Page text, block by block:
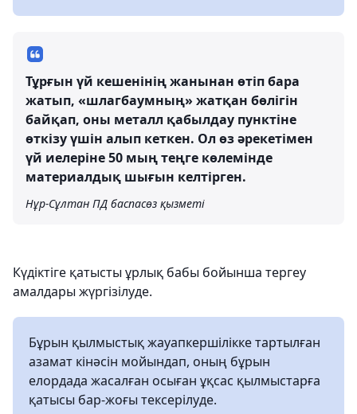
Тұрғын үй кешенінің жанынан өтіп бара
жатып, «шлагбаумның» жатқан бөлігін
байқап, оны металл қабылдау пунктіне
өткізу үшін алып кеткен. Ол өз әрекетімен
үй иелеріне 50 мың теңге көлемінде
материалдық шығын келтірген.
Нұр-Сұлтан ПД баспасөз қызметі
Күдіктіге қатысты ұрлық бабы бойынша тергеу
амалдары жүргізілуде.
Бұрын қылмыстық жауапкершілікке тартылған
азамат кінәсін мойындап, оның бұрын
елордада жасалған осыған ұқсас қылмыстарға
қатысы бар-жоғы тексерілуде.